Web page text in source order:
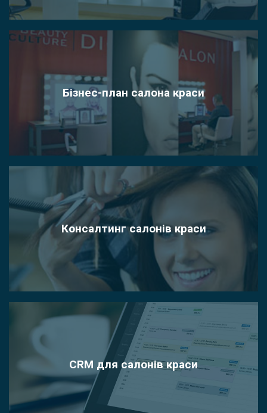
Бізнес-план салона краси
Консалтинг салонів краси
CRM для салонів краси